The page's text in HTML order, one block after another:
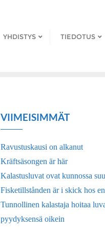
YHDISTYS TIEDOTUS
VIIMEISIMMÄT
Ravustuskausi on alkanut
Kräftsäsongen är här
Kalastusluvat ovat kunnossa
Fisketillstånden är i skick hos
Tunnollinen kalastaja hoitaa
pyydyksensä oikein